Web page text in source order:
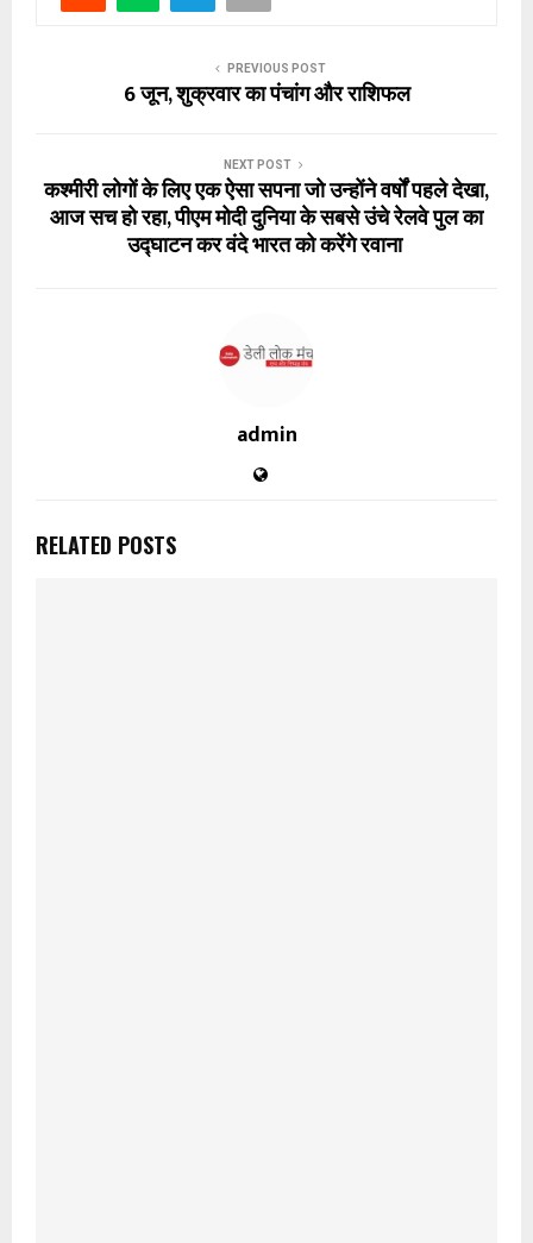
PREVIOUS POST
6 जून, शुक्रवार का पंचांग और राशिफल
NEXT POST
कश्मीरी लोगों के लिए एक ऐसा सपना जो उन्होंने वर्षों पहले देखा,
आज सच हो रहा, पीएम मोदी दुनिया के सबसे उंचे रेलवे पुल का
उद्घाटन कर वंदे भारत को करेंगे रवाना
admin
RELATED POSTS